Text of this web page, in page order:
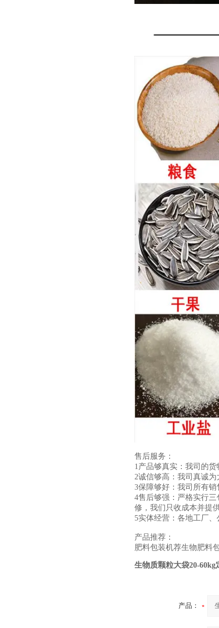
售后服务：
1产品够真实：我司的
2诚信够高：我司真诚
3保障够好：我司所有
4售后够强：严格实行
修，我们只收成本并提
5实体经营：各地工厂
产品推荐：
肥料包装机荐生物肥料
生物质颗粒大袋20-60kg
产品：